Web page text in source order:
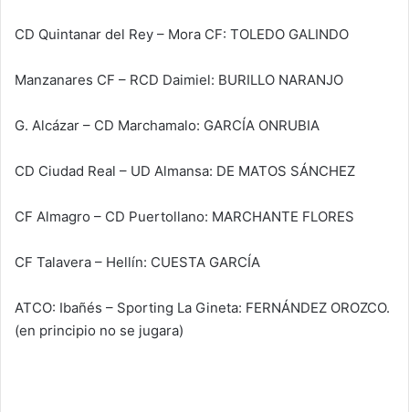
CD Quintanar del Rey – Mora CF: TOLEDO GALINDO
Manzanares CF – RCD Daimiel: BURILLO NARANJO
G. Alcázar – CD Marchamalo: GARCÍA ONRUBIA
CD Ciudad Real – UD Almansa: DE MATOS SÁNCHEZ
CF Almagro – CD Puertollano: MARCHANTE FLORES
CF Talavera – Hellín: CUESTA GARCÍA
ATCO: Ibañés – Sporting La Gineta: FERNÁNDEZ OROZCO.
(en principio no se jugara)